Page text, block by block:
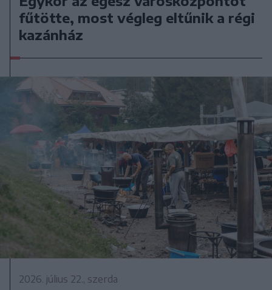
fűtötte, most végleg eltűnik a régi
kazánház
2026. július 22., szerda